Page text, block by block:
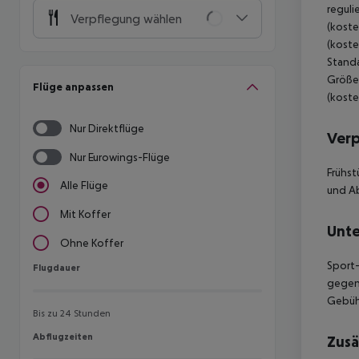
Verpflegung wählen
Flüge anpassen
Nur Direktflüge
Nur Eurowings-Flüge
Alle Flüge
Mit Koffer
Ohne Koffer
Flugdauer
Flugdauer
Bis zu 24 Stunden
Abflugzeiten
Abflugzeiten
und